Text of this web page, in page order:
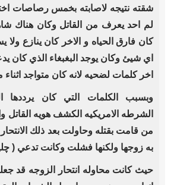
شقته نتيجه لاصابته بخمس رصاصات
لم احد يعرف من القاتل وكان هناك
كان فارق الحياه و الاخر كان ينازع
اي شيئ وكان يوجد البغبغاء الذي كان
اخر كلمات لضحيه لانه كان متواجد
وبسبب الكلمات التي كان يرددها
الشرطه الامريكيه الكشف هويه
من قامت بقتله وحاولت بعد ذلك
به زوجها ولكنها فشلت وكانت تدعي (
حيث كانت محاوله انتحار الزوجه قد